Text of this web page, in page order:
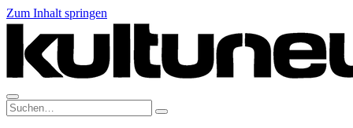
Zum Inhalt springen
Suche: